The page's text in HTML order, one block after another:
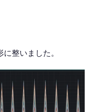
整いました。